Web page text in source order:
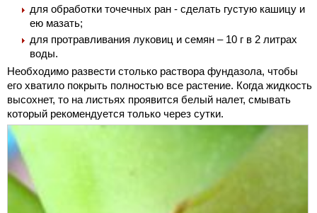
для обработки точечных ран - сделать густую кашицу и
ею мазать;
для протравливания луковиц и семян – 10 г в 2 литрах
воды.
Необходимо развести столько раствора фундазола, чтобы
его хватило покрыть полностью все растение. Когда жидкость
высохнет, то на листьях проявится белый налет, смывать
который рекомендуется только через сутки.